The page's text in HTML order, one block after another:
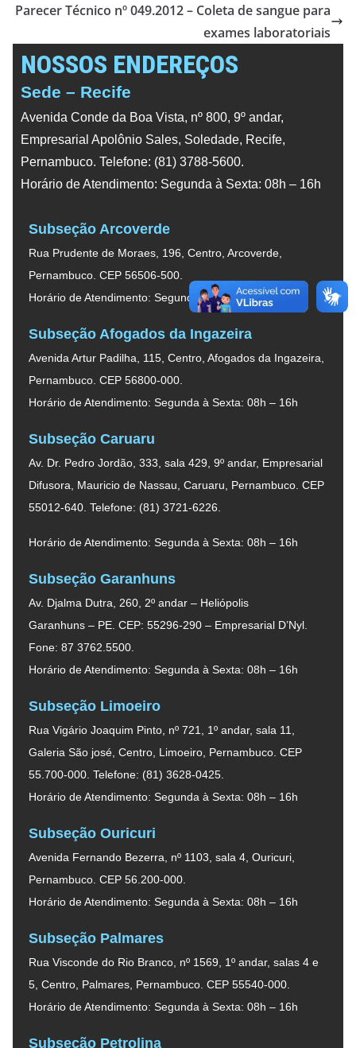
Parecer Técnico nº 049.2012 – Coleta de sangue para
exames laboratoriais
NOSSOS ENDEREÇOS
Sede – Recife
Avenida Conde da Boa Vista, nº 800, 9º andar,
Empresarial Apolônio Sales, Soledade, Recife,
Pernambuco. Telefone: (81) 3788-5600.
Horário de Atendimento: Segunda à Sexta: 08h – 16h
Subseção Arcoverde
Rua Prudente de Moraes, 196, Centro, Arcoverde,
Pernambuco. CEP 56506-500.
Horário de Atendimento: Segunda à Sexta: 08h – 16h
Subseção Afogados da Ingazeira
Avenida Artur Padilha, 115, Centro, Afogados da Ingazeira,
Pernambuco. CEP 56800-000.
Horário de Atendimento: Segunda à Sexta: 08h – 16h
Subseção Caruaru
Av. Dr. Pedro Jordão, 333, sala 429, 9º andar, Empresarial
Difusora, Mauricio de Nassau, Caruaru, Pernambuco. CEP
55012-640. Telefone: (81) 3721-6226.
Horário de Atendimento: Segunda à Sexta: 08h – 16h
Subseção Garanhuns
Av. Djalma Dutra, 260, 2º andar – Heliópolis
Garanhuns – PE. CEP: 55296-290 – Empresarial D’Nyl.
Fone: 87 3762.5500.
Horário de Atendimento: Segunda à Sexta: 08h – 16h
Subseção Limoeiro
Rua Vigário Joaquim Pinto, nº 721, 1º andar, sala 11,
Galeria São josé, Centro, Limoeiro, Pernambuco. CEP
55.700-000. Telefone: (81) 3628-0425.
Horário de Atendimento: Segunda à Sexta: 08h – 16h
Subseção Ouricuri
Avenida Fernando Bezerra, nº 1103, sala 4, Ouricuri,
Pernambuco. CEP 56.200-000.
Horário de Atendimento: Segunda à Sexta: 08h – 16h
Subseção Palmares
Rua Visconde do Rio Branco, nº 1569, 1º andar, salas 4 e
5, Centro, Palmares, Pernambuco. CEP 55540-000.
Horário de Atendimento: Segunda à Sexta: 08h – 16h
Subseção Petrolina